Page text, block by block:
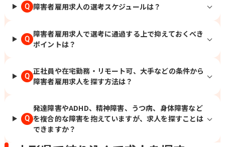
Q 障害者雇用求人の選考スケジュールは？
Q
障害者雇用求人で選考に通過する上で抑えておくべき
ポイントは？
Q
正社員や在宅勤務・リモート可、大手などの条件から
障害者雇用求人を探す方法は？
Q
発達障害やADHD、精神障害、うつ病、身体障害など
を複合的な障害を抱えていますが、求人を探すことは
できますか？